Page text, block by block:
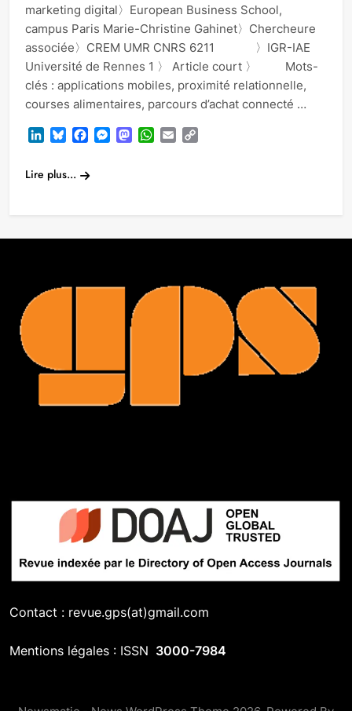
marketing digital〉European Business School,
campus Paris Marie-Christine Gahinet〉Chercheure
associée〉CREM UMR CNRS 6211 〉IGR-IAE
Université de Rennes 1 〉 Article court 〉 Mots-
clés : applications mobiles, proximité relationnelle,
courses alimentaires, parcours d’achat connecté …
LinkedInBlueskyFacebook
Messenger
Mastodon
WhatsApp
Email
Lire plus...
Contact : revue.gps(at)gmail.com
Mentions légales : ISSN 3000-7984